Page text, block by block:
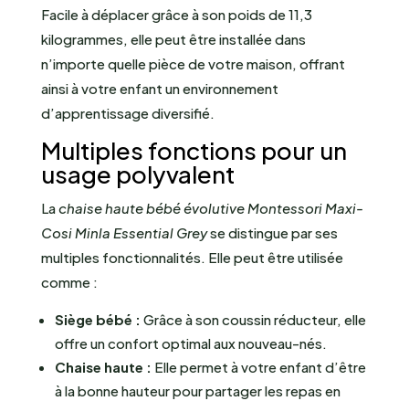
Facile à déplacer grâce à son poids de 11,3
kilogrammes, elle peut être installée dans
n’importe quelle pièce de votre maison, offrant
ainsi à votre enfant un environnement
d’apprentissage diversifié.
Multiples fonctions pour un
usage polyvalent
Lachaise haute bébé évolutive Montessori Maxi-
Cosi Minla Essential Greyse distingue par ses
multiples fonctionnalités. Elle peut être utilisée
comme :
Siège bébé : Grâce à son coussin réducteur, elle
offre un confort optimal aux nouveau-nés.
Chaise haute : Elle permet à votre enfant d’être
à la bonne hauteur pour partager les repas en